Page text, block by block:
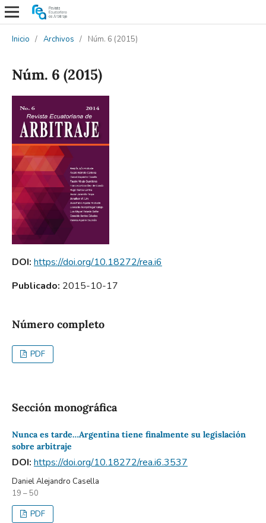
Inicio / Archivos / Núm. 6 (2015)
Núm. 6 (2015)
DOI: https://doi.org/10.18272/rea.i6
Publicado: 2015-10-17
Número completo
PDF
Sección monográfica
Nunca es tarde…Argentina tiene finalmente su legislación
sobre arbitraje
DOI: https://doi.org/10.18272/rea.i6.3537
Daniel Alejandro Casella
19 – 50
PDF